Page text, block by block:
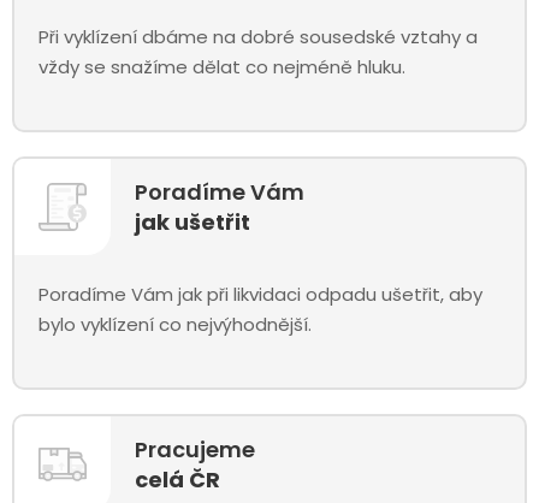
Při vyklízení dbáme na dobré sousedské vztahy a
vždy se snažíme dělat co nejméně hluku.
Poradíme Vám
jak ušetřit
Poradíme Vám jak při likvidaci odpadu ušetřit, aby
bylo vyklízení co nejvýhodnější.
Pracujeme
celá ČR